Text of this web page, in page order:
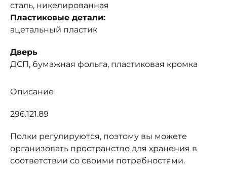
сталь, никелированная
Пластиковые детали:
ацетальный пластик
Дверь
ДСП, бумажная фольга, пластиковая кромка
Описание
296.121.89
Полки регулируются, поэтому вы можете
организовать пространство для хранения в
соответствии со своими потребностями.